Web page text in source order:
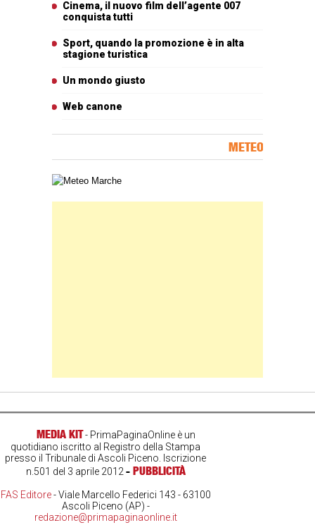
Cinema, il nuovo film dell’agente 007
conquista tutti
Sport, quando la promozione è in alta
stagione turistica
Un mondo giusto
Web canone
METEO
Carta meteorologica delle Marche
MEDIA KIT- PrimaPaginaOnline è un
quotidiano iscritto al Registro della Stampa
presso il Tribunale di Ascoli Piceno. Iscrizione
n.501 del 3 aprile 2012- PUBBLICITÀ
FAS Editore- Viale Marcello Federici 143 - 63100
Ascoli Piceno (AP) -
redazione@primapaginaonline.it